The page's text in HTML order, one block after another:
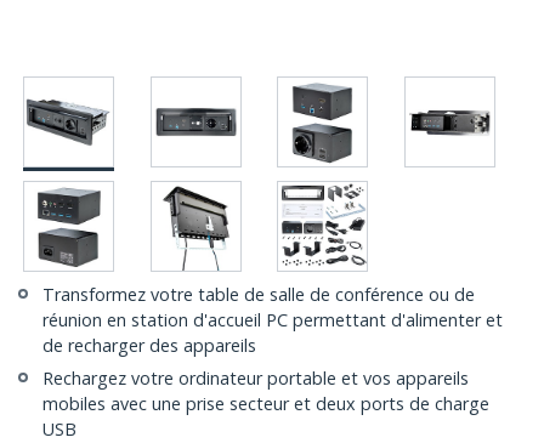
Transformez votre table de salle de conférence ou de
réunion en station d'accueil PC permettant d'alimenter et
de recharger des appareils
Rechargez votre ordinateur portable et vos appareils
mobiles avec une prise secteur et deux ports de charge
USB